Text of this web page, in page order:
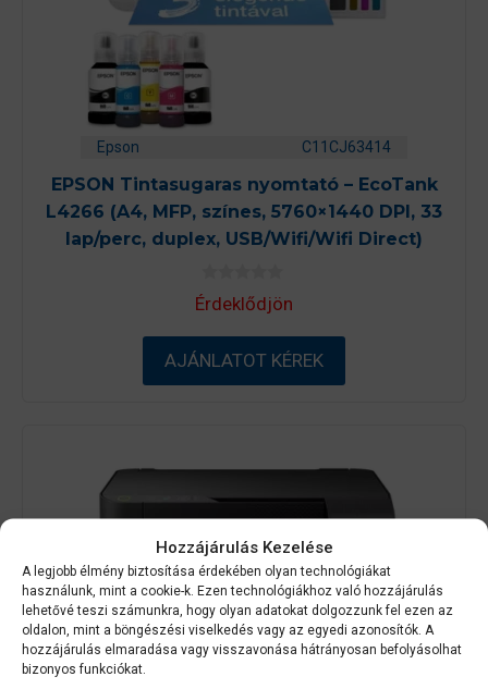
Hozzájárulás Kezelése
A legjobb élmény biztosítása érdekében olyan technológiákat
használunk, mint a cookie-k. Ezen technológiákhoz való hozzájárulás
lehetővé teszi számunkra, hogy olyan adatokat dolgozzunk fel ezen az
oldalon, mint a böngészési viselkedés vagy az egyedi azonosítók. A
hozzájárulás elmaradása vagy visszavonása hátrányosan befolyásolhat
bizonyos funkciókat.
Epson C11CJ63414
EPSON Tintasugaras nyomtató – EcoTank
L4266 (A4, MFP, színes, 5760×1440 DPI, 33
lap/perc, duplex, USB/Wifi/Wifi Direct)
0
a
5
-
b
ő
Érdeklődjön
AJÁNLATOT KÉREK